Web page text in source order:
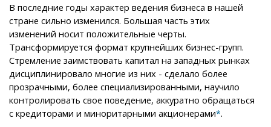
В последние годы характер ведения бизнеса в нашей
стране сильно изменился. Большая часть этих
изменений носит положительные черты.
Трансформируется формат крупнейших бизнес-групп.
Стремление заимствовать капитал на западных рынках
дисциплинировало многие из них - сделало более
прозрачными, более специализированными, научило
контролировать свое поведение, аккуратно обращаться
с кредиторами и миноритарными акционерами*.